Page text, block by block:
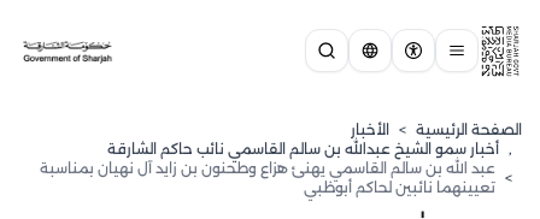
الصفحة الرئيسية > الأخبار
, ⁠أخبار سمو الشيخ عبدالله بن سالم القاسمي نائب حاكم الشارقة
>
عبد الله بن سالم القاسمي يهنئ هزاع وطحنون بن زايد آل نهيان بمناسبة
تعيينهما نائبين لحاكم أبوظبي